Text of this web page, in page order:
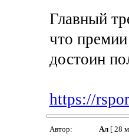
Главный
что
достоин
https://
Автор: Ал[ 28